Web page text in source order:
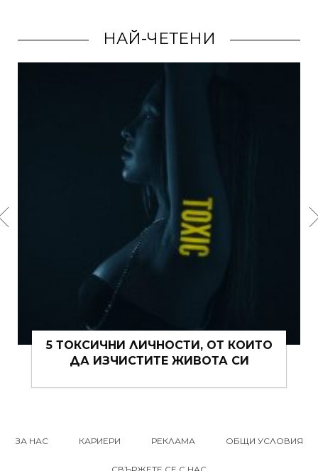
НАЙ-ЧЕТЕНИ
ОТ КОИТО
ЖИВОТА СИ
15 ЩИПКИ
ЗА НАС КАРИЕРИ РЕКЛАМА ОБЩИ УСЛОВИЯ